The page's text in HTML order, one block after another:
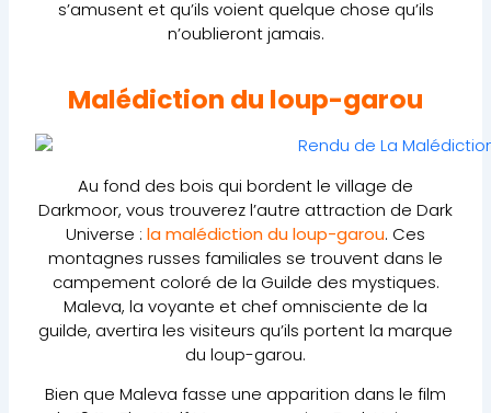
s’amusent et qu’ils voient quelque chose qu’ils
n’oublieront jamais.
Malédiction du loup-garou
Au fond des bois qui bordent le village de
Darkmoor, vous trouverez l’autre attraction de Dark
Universe : la malédiction du loup-garou. Ces
montagnes russes familiales se trouvent dans le
campement coloré de la Guilde des mystiques.
Maleva, la voyante et chef omnisciente de la
guilde, avertira les visiteurs qu’ils portent la marque
du loup-garou.
Bien que Maleva fasse une apparition dans le film